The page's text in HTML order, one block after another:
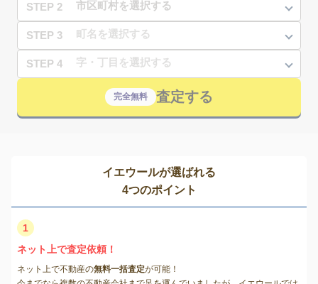
STEP 2
STEP 3
STEP 4
完全無料 査定する
イエウールが選ばれる
4つのポイント
1
ネット上で査定依頼！
ネット上で不動産の無料一括査定が可能！